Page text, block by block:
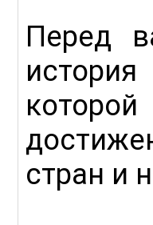
Перед
стран и